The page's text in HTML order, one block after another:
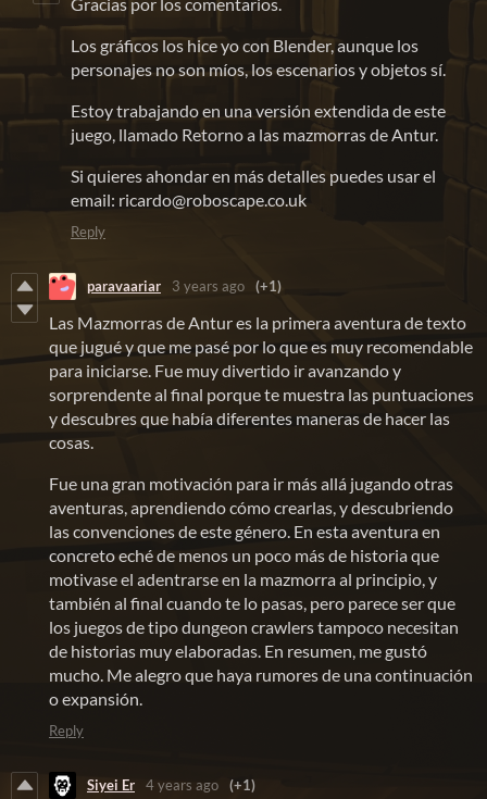
Los gráficos los hice yo con Blender, aunque los
personajes no son míos, los escenarios y objetos sí.
Estoy trabajando en una versión extendida de este
juego, llamado Retorno a las mazmorras de Antur.
Si quieres ahondar en más detalles puedes usar el
email: ricardo@roboscape.co.uk
Reply
paravaariar 3 years ago (+1)
Las Mazmorras de Antur es la primera aventura de texto
que jugué y que me pasé por lo que es muy recomendable
para iniciarse. Fue muy divertido ir avanzando y
sorprendente al final porque te muestra las puntuaciones
y descubres que había diferentes maneras de hacer las
cosas.
Fue una gran motivación para ir más allá jugando otras
aventuras, aprendiendo cómo crearlas, y descubriendo
las convenciones de este género. En esta aventura en
concreto eché de menos un poco más de historia que
motivase el adentrarse en la mazmorra al principio, y
también al final cuando te lo pasas, pero parece ser que
los juegos de tipo dungeon crawlers tampoco necesitan
de historias muy elaboradas. En resumen, me gustó
mucho. Me alegro que haya rumores de una continuación
o expansión.
Reply
Siyei Er 4 years ago (+1)